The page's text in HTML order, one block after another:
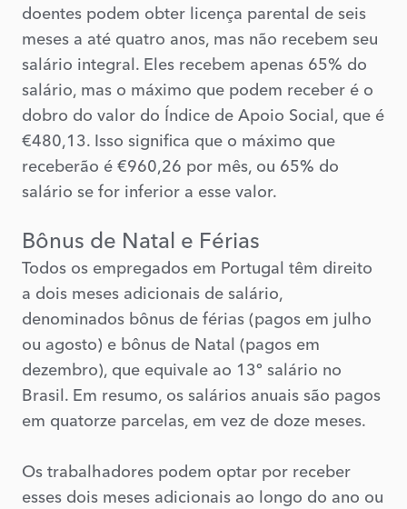
doentes podem obter licença parental de seis
meses a até quatro anos, mas não recebem seu
salário integral. Eles recebem apenas 65% do
salário, mas o máximo que podem receber é o
dobro do valor do Índice de Apoio Social, que é
€480,13. Isso significa que o máximo que
receberão é €960,26 por mês, ou 65% do
salário se for inferior a esse valor.
Bônus de Natal e Férias
Todos os empregados em Portugal têm direito
a dois meses adicionais de salário,
denominados bônus de férias (pagos em julho
ou agosto) e bônus de Natal (pagos em
dezembro), que equivale ao 13º salário no
Brasil. Em resumo, os salários anuais são pagos
em quatorze parcelas, em vez de doze meses.
Os trabalhadores podem optar por receber
esses dois meses adicionais ao longo do ano ou